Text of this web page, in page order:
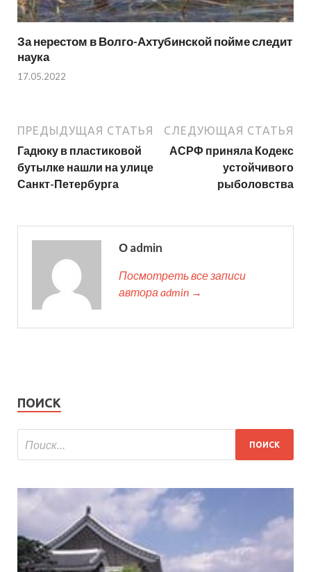
За нерестом в Волго-Ахтубинской пойме следит
наука
17.05.2022
ПРЕДЫДУЩАЯ СТАТЬЯ
Гадюку в пластиковой
бутылке нашли на улице
Санкт-Петербурга
СЛЕДУЮЩАЯ СТАТЬЯ
АСРФ приняла Кодекс
устойчивого
рыболовства
О admin
Посмотреть все записи
автора admin →
ПОИСК